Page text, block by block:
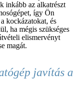
inkább az alkatrészt
így Ön
kockázatokat, és
ha mégis szükséges
elismervényt
magát.
javítás a